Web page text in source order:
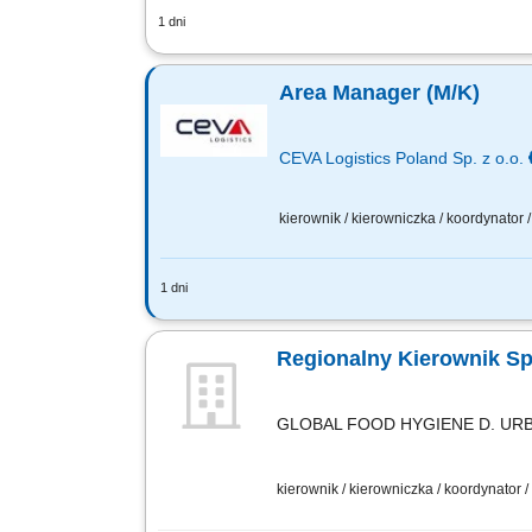
1 dni
Nadzór nad działalnością podległych
Area Manager (M/K)
CEVA Logistics Poland Sp. z o.o.
kierownik / kierowniczka /
1 dni
TWOJA ROLA Odpowiada za
Regionalny Kierownik
GLOBAL FOOD HYGIENE D.
kierownik / kierowniczka / koordynator